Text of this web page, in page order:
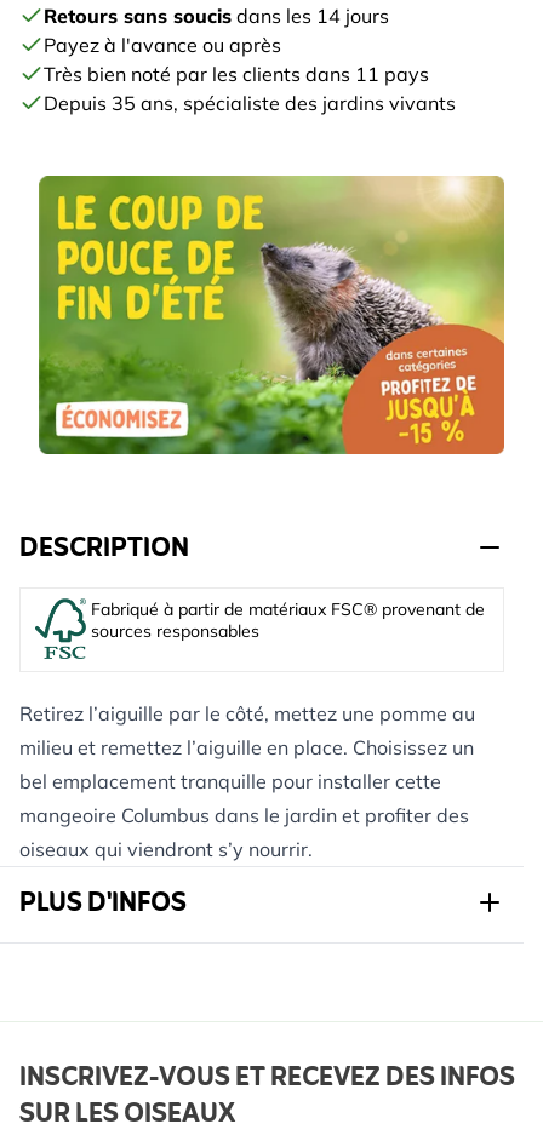
Retours sans soucis dans les 14 jours
Payez à l'avance ou après
Très bien noté par les clients dans 11 pays
Depuis 35 ans, spécialiste des jardins vivants
DESCRIPTION
Fabriqué à partir de matériaux FSC® provenant de
sources responsables
Retirez l’aiguille par le côté, mettez une pomme au
milieu et remettez l’aiguille en place. Choisissez un
bel emplacement tranquille pour installer cette
mangeoire Columbus dans le jardin et profiter des
oiseaux qui viendront s’y nourrir.
PLUS D'INFOS
Marque CJ Wildlife
Largeur 200 mm
Hauteur
INSCRIVEZ-VOUS ET RECEVEZ DES INFOS
SUR LES OISEAUX